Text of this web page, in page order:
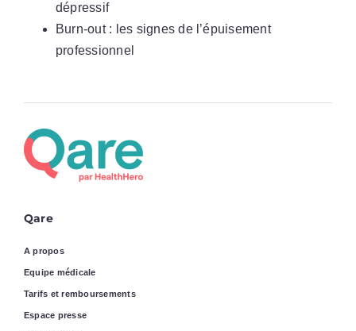
dépressif
Burn-out : les signes de l’épuisement
professionnel
Qare
A propos
Equipe médicale
Tarifs et remboursements
Espace presse